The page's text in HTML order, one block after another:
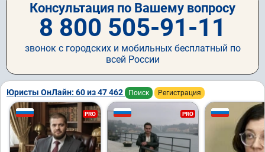
Консультация по Вашему вопросу
8 800 505-91-11
звонок с городских и мобильных бесплатный по
всей России
Юристы ОнЛайн: 60 из 47 462 Поиск Регистрация
PRO PRO